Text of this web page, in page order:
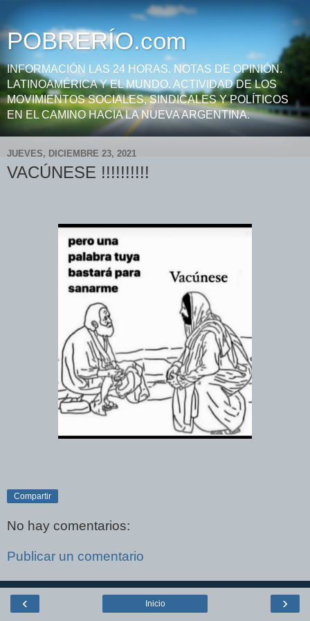
POBRERÍO.com
INFORMACIÓN LAS 24 HORAS. NOTAS DE OPINIÓN.
LATINOAMÉRICA Y EL MUNDO. ACTIVIDAD DE LOS
MOVIMIENTOS SOCIALES, SINDICALES Y POLÍTICOS
EN EL CAMINO HACIA LA NUEVA ARGENTINA.
JUEVES, DICIEMBRE 23, 2021
VACÚNESE !!!!!!!!!!
Compartir
No hay comentarios:
Publicar un comentario
‹ ›
Inicio